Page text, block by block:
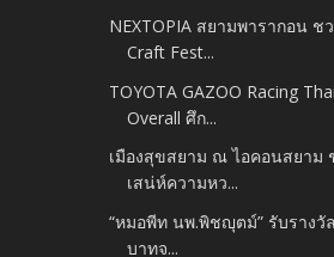
NEXTOPIA สยามพารากอน ช
Craft Fest...
TOYOTA GAZOO Racing
Overall ศึก...
เมืองสุขสยาม ณ ไอคอนสยาม
เสน่ห์ความหว...
“หมอพีท นพ.พิชญุตม์” รับรางวั
บาทจ...